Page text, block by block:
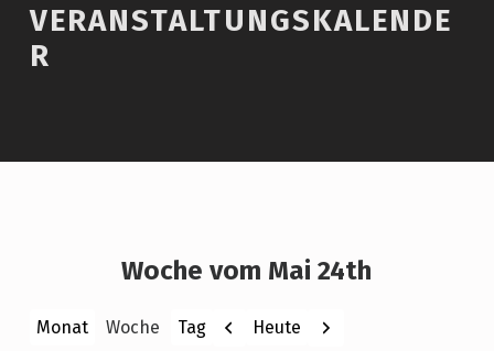
VERANSTALTUNGSKALENDE
R
Woche vom Mai 24th
Monat Woche Tag Zurück
Heute Weiter